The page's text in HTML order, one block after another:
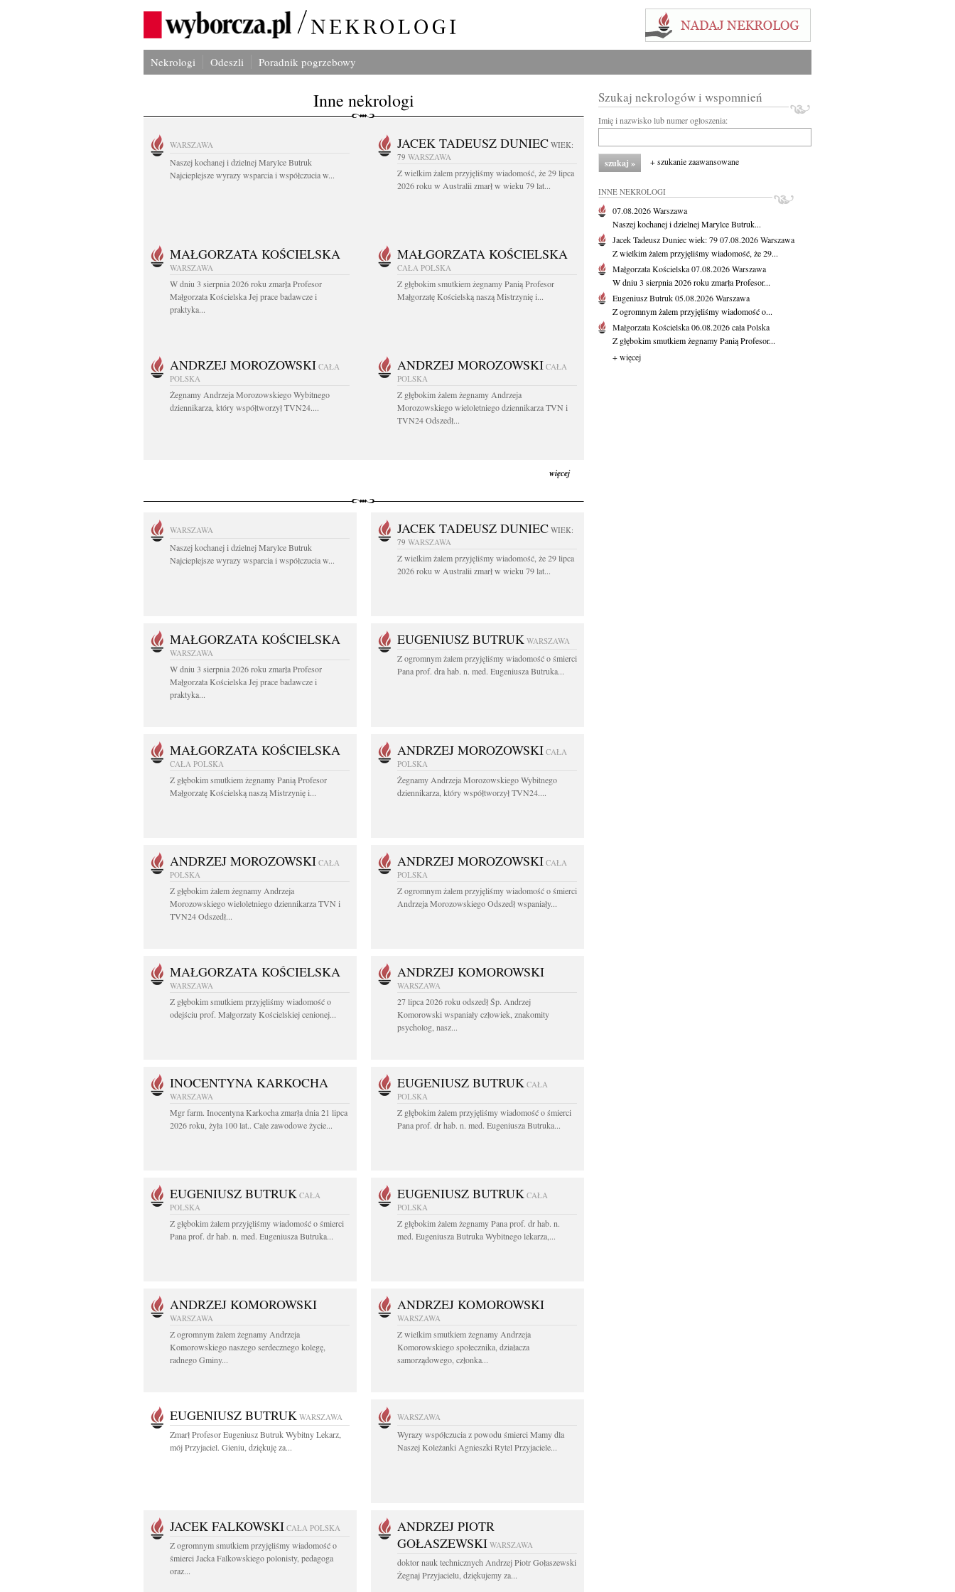
Nekrologi Odeszli Poradnik pogrzebowy
Inne nekrologi
WARSZAWA
Naszej kochanej i dzielnej Marylce Butruk
Najcieplejsze wyrazy wsparcia i współczucia w...
JACEK TADEUSZ DUNIEC WIEK:
79 WARSZAWA
Z wielkim żalem przyjęliśmy wiadomość, że 29 lipca
2026 roku w Australii zmarł w wieku 79 lat...
MAŁGORZATA KOŚCIELSKA
WARSZAWA
W dniu 3 sierpnia 2026 roku zmarła Profesor
Małgorzata Kościelska Jej prace badawcze i
praktyka...
MAŁGORZATA KOŚCIELSKA
CAŁA POLSKA
Z głębokim smutkiem żegnamy Panią Profesor
Małgorzatę Kościelską naszą Mistrzynię i...
ANDRZEJ MOROZOWSKI CAŁA
POLSKA
Żegnamy Andrzeja Morozowskiego Wybitnego
dziennikarza, który współtworzył TVN24....
ANDRZEJ MOROZOWSKI CAŁA
POLSKA
Z głębokim żalem żegnamy Andrzeja
Morozowskiego wieloletniego dziennikarza TVN i
TVN24 Odszedł...
więcej
WARSZAWA
Naszej kochanej i dzielnej Marylce Butruk
Najcieplejsze wyrazy wsparcia i współczucia w...
JACEK TADEUSZ DUNIEC WIEK:
79 WARSZAWA
Z wielkim żalem przyjęliśmy wiadomość, że 29 lipca
2026 roku w Australii zmarł w wieku 79 lat...
MAŁGORZATA KOŚCIELSKA
WARSZAWA
W dniu 3 sierpnia 2026 roku zmarła Profesor
Małgorzata Kościelska Jej prace badawcze i
praktyka...
EUGENIUSZ BUTRUK WARSZAWA
Z ogromnym żalem przyjęliśmy wiadomość o śmierci
Pana prof. dra hab. n. med. Eugeniusza Butruka...
MAŁGORZATA KOŚCIELSKA
CAŁA POLSKA
Z głębokim smutkiem żegnamy Panią Profesor
Małgorzatę Kościelską naszą Mistrzynię i...
ANDRZEJ MOROZOWSKI CAŁA
POLSKA
Żegnamy Andrzeja Morozowskiego Wybitnego
dziennikarza, który współtworzył TVN24....
ANDRZEJ MOROZOWSKI CAŁA
POLSKA
Z głębokim żalem żegnamy Andrzeja
Morozowskiego wieloletniego dziennikarza TVN i
TVN24 Odszedł...
ANDRZEJ MOROZOWSKI CAŁA
POLSKA
Z ogromnym żalem przyjęliśmy wiadomość o śmierci
Andrzeja Morozowskiego Odszedł wspaniały...
MAŁGORZATA KOŚCIELSKA
WARSZAWA
Z głębokim smutkiem przyjęliśmy wiadomość o
odejściu prof. Małgorzaty Kościelskiej cenionej...
ANDRZEJ KOMOROWSKI
WARSZAWA
27 lipca 2026 roku odszedł Śp. Andrzej
Komorowski wspaniały człowiek, znakomity
psycholog, nasz...
INOCENTYNA KARKOCHA
WARSZAWA
Mgr farm. Inocentyna Karkocha zmarła dnia 21 lipca
2026 roku, żyła 100 lat.. Całe zawodowe życie...
EUGENIUSZ BUTRUK CAŁA
POLSKA
Z głębokim żalem przyjęliśmy wiadomość o śmierci
Pana prof. dr hab. n. med. Eugeniusza Butruka...
EUGENIUSZ BUTRUK CAŁA
POLSKA
Z głębokim żalem przyjęliśmy wiadomość o śmierci
Pana prof. dr hab. n. med. Eugeniusza Butruka...
EUGENIUSZ BUTRUK CAŁA
POLSKA
Z głębokim żalem żegnamy Pana prof. dr hab. n.
med. Eugeniusza Butruka Wybitnego lekarza,...
ANDRZEJ KOMOROWSKI
WARSZAWA
Z ogromnym żalem żegnamy Andrzeja
Komorowskiego naszego serdecznego kolegę,
radnego Gminy...
ANDRZEJ KOMOROWSKI
WARSZAWA
Z wielkim smutkiem żegnamy Andrzeja
Komorowskiego społecznika, działacza
samorządowego, członka...
EUGENIUSZ BUTRUK WARSZAWA
Zmarł Profesor Eugeniusz Butruk Wybitny Lekarz,
mój Przyjaciel. Gieniu, dziękuję za...
WARSZAWA
Wyrazy współczucia z powodu śmierci Mamy dla
Naszej Koleżanki Agnieszki Rytel Przyjaciele...
JACEK FALKOWSKI CAŁA POLSKA
Z ogromnym smutkiem przyjęliśmy wiadomość o
śmierci Jacka Falkowskiego polonisty, pedagoga
oraz...
ANDRZEJ PIOTR
GOŁASZEWSKI WARSZAWA
doktor nauk technicznych Andrzej Piotr Gołaszewski
Żegnaj Przyjacielu, dziękujemy za...
Szukaj nekrologów i wspomnień
Imię i nazwisko lub numer ogłoszenia:
+ szukanie zaawansowane
INNE NEKROLOGI
07.08.2026Warszawa
Naszej kochanej i dzielnej Marylce Butruk...
Jacek Tadeusz Duniecwiek: 7907.08.2026Warszawa
Z wielkim żalem przyjęliśmy wiadomość, że 29...
Małgorzata Kościelska07.08.2026Warszawa
W dniu 3 sierpnia 2026 roku zmarła Profesor...
Eugeniusz Butruk05.08.2026Warszawa
Z ogromnym żalem przyjęliśmy wiadomość o...
Małgorzata Kościelska06.08.2026cała Polska
Z głębokim smutkiem żegnamy Panią Profesor...
+ więcej